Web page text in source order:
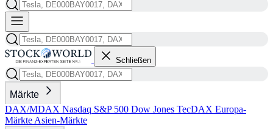
Schließen
Märkte
DAX/MDAX Nasdaq S&P 500 Dow Jones TecDAX Europa-
Märkte Asien-Märkte